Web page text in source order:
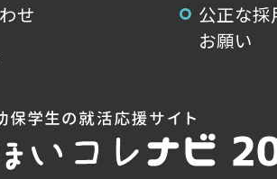
せ
公正な
お願い